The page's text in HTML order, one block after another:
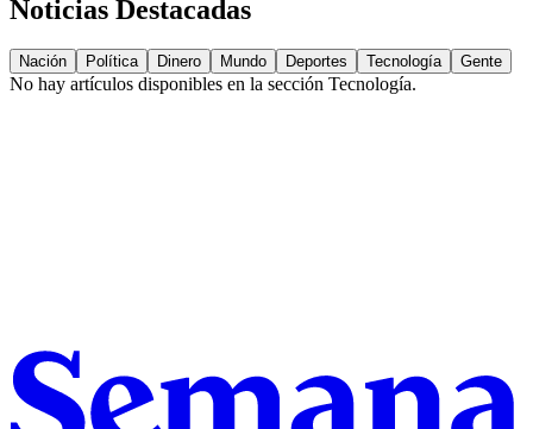
Noticias Destacadas
Nación Política Dinero Mundo Deportes Tecnología Gente
No hay artículos disponibles en la sección Tecnología.